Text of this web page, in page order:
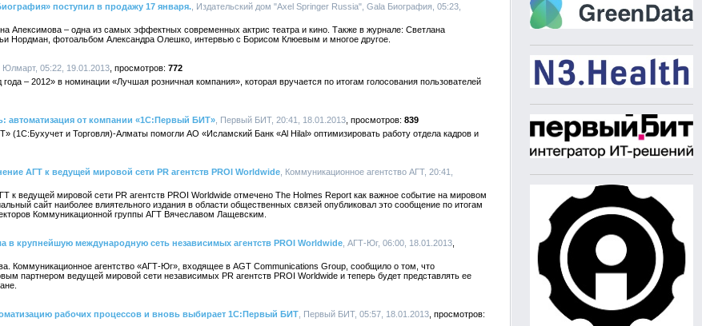
поступил в продажу 17 января. , Издательский дом "Axel Springer Russia", Gala Биография, 05:23,
Апексимова – одна из самых эффектных современных актрис театра и кино. Также в журнале: Светлана
Нордман, фотоальбом Александра Олешко, интервью с Борисом Клюевым и многое другое.
, Юлмарт, 05:22, 19.01.2013
772
– 2012» в номинации «Лучшая розничная компания», которая вручается по итогам голосования пользователей
автоматизация от компании «1С:Первый БИТ» , Первый БИТ, 20:41, 18.01.2013
839
(1С:Бухучет и Торговля)-Алматы помогли АО «Исламский Банк «Al Hilal» оптимизировать работу отдела кадров и
АГТ к ведущей мировой сети PR агентств PROI Worldwide , Коммуникационное агентство АГТ, 20:41,
к ведущей мировой сети PR агентств PROI Worldwide отмечено The Holmes Report как важное событие на мировом
сайт наиболее влиятельного издания в области общественных связей опубликовал это сообщение по итогам
Коммуникационной группы АГТ Вячеславом Лащевским.
в крупнейшую международную сеть независимых агентств PROI Worldwide , АГТ-Юг, 06:00, 18.01.2013
Коммуникационное агентство «АГТ-Юг», входящее в AGT Communications Group, сообщило о том, что
партнером ведущей мировой сети независимых PR агентств PROI Worldwide и теперь будет представлять ее
рабочих процессов и вновь выбирает 1С:Первый БИТ , Первый БИТ, 05:57, 18.01.2013